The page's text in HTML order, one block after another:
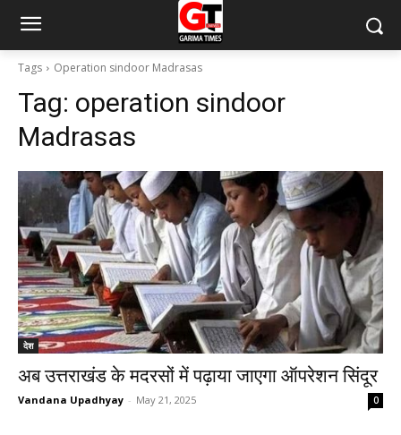
Tags Operation sindoor Madrasas
Tag: operation sindoor
Madrasas
देश
अब उत्तराखंड के मदरसों में पढ़ाया जाएगा ऑपरेशन सिंदूर
Vandana Upadhyay - May 21, 2025 0